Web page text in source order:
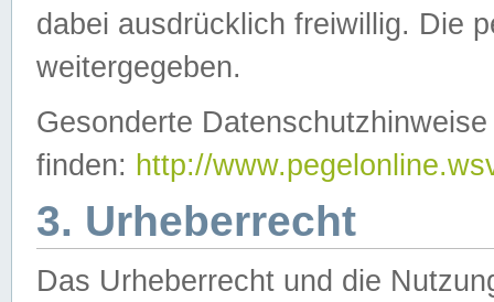
dabei ausdrücklich freiwillig. Die
weitergegeben.
Gesonderte
finden: http://
3. Urheberrecht
Das Urheberrecht und die